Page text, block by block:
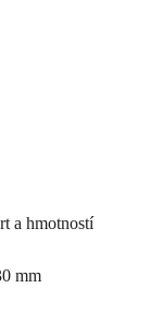
a hmotností
mm